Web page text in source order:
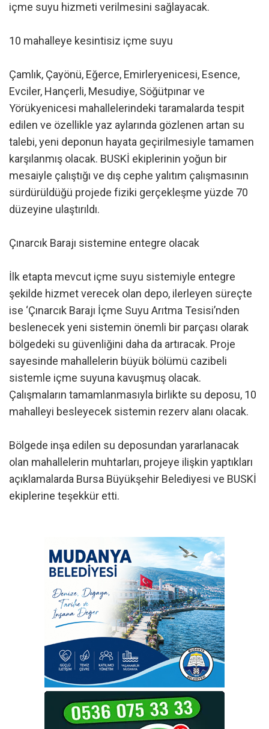
içme suyu hizmeti verilmesini sağlayacak.
10 mahalleye kesintisiz içme suyu
Çamlık, Çayönü, Eğerce, Emirleryenicesi, Esence,
Evciler, Hançerli, Mesudiye, Söğütpınar ve
Yörükyenicesi mahallelerindeki taramalarda tespit
edilen ve özellikle yaz aylarında gözlenen artan su
talebi, yeni deponun hayata geçirilmesiyle tamamen
karşılanmış olacak. BUSKİ ekiplerinin yoğun bir
mesaiyle çalıştığı ve dış cephe yalıtım çalışmasının
sürdürüldüğü projede fiziki gerçekleşme yüzde 70
düzeyine ulaştırıldı.
Çınarcık Barajı sistemine entegre olacak
İlk etapta mevcut içme suyu sistemiyle entegre
şekilde hizmet verecek olan depo, ilerleyen süreçte
ise ‘Çınarcık Barajı İçme Suyu Arıtma Tesisi’nden
beslenecek yeni sistemin önemli bir parçası olarak
bölgedeki su güvenliğini daha da artıracak. Proje
sayesinde mahallelerin büyük bölümü cazibeli
sistemle içme suyuna kavuşmuş olacak.
Çalışmaların tamamlanmasıyla birlikte su deposu, 10
mahalleyi besleyecek sistemin rezerv alanı olacak.
Bölgede inşa edilen su deposundan yararlanacak
olan mahallelerin muhtarları, projeye ilişkin yaptıkları
açıklamalarda Bursa Büyükşehir Belediyesi ve BUSKİ
ekiplerine teşekkür etti.